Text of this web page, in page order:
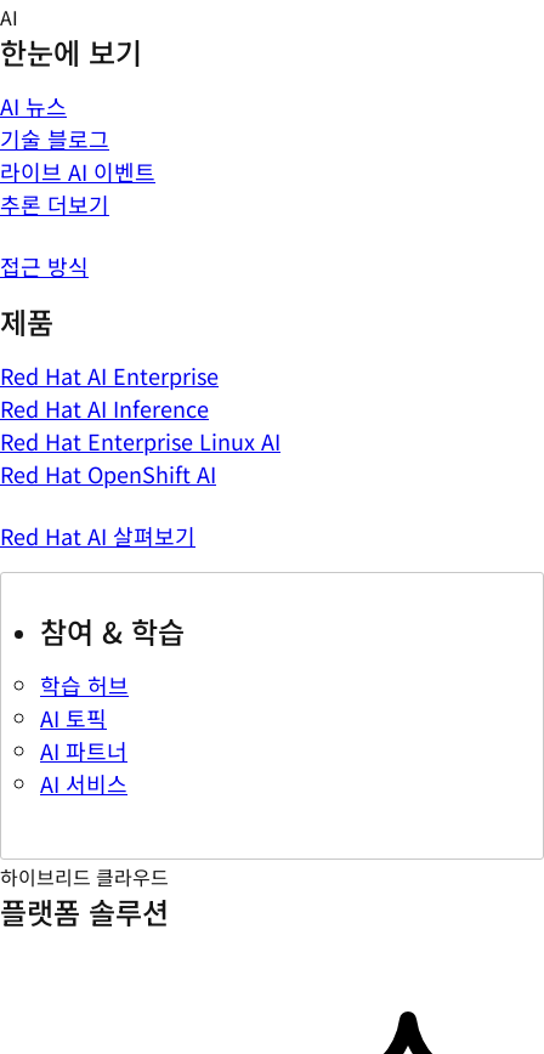
Skip
to
content
AI
한눈에 보기
AI 뉴스
기술 블로그
라이브 AI 이벤트
추론 더보기
접근 방식
제품
Red Hat AI Enterprise
Red Hat AI Inference
Red Hat Enterprise Linux AI
Red Hat OpenShift AI
Red Hat AI 살펴보기
참여 & 학습
학습 허브
AI 토픽
AI 파트너
AI 서비스
하이브리드 클라우드
플랫폼 솔루션